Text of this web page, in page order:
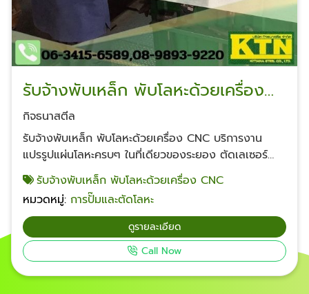
รับจ้างพับเหล็ก พับโลหะด้วยเครื่อง
CNC
กิจธนาสตีล
รับจ้างพับเหล็ก พับโลหะด้วยเครื่อง CNC บริการงาน
แปรรูปแผ่นโลหะครบๆ ในที่เดียวของระยอง ตัดเลเซอร์
ตัดกรรไกร ตัดแก๊ส รับพับเหล็กม้วนเหล็ก เชื่อมประกอบ
เหล็ก-สแตนเลส งานแมชชีนและงานทำสีอบ ผลิตตามแบบ
3D-drawing / 2D-drawing ด้วยเครื่อง CNC รุ่นใหม่ที่
ให้ความแม่นยำสูง งานเสร็จไวได้ชิ้นงานครบตามสเปคใน
เวลาที่กำหนด ราคาไม่แพง โรงงานผลิตงานไม่ทันส่งมอบ
มอบภาระงานผลิตให้เป็นหน้าที่ของเรา รับงานตัด พับแผ่น
รับจ้างพับเหล็ก พับโลหะด้วยเครื่อง CNC
หมวดหมู่:การปั๊มและตัดโลหะ
ดูรายละเอียด
Call Now